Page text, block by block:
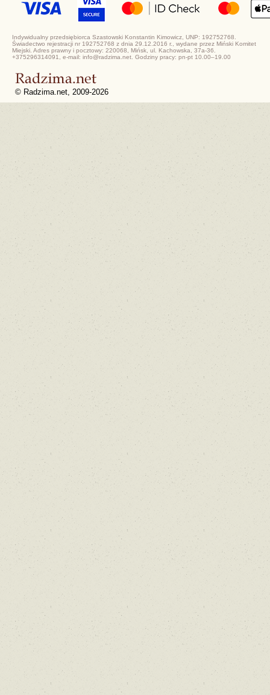
Indywidualny przedsiębiorca Szastowski Konstantin Kimowicz, UNP: 192752768.
Świadectwo rejestracji nr 192752768 z dnia 29.12.2016 r., wydane przez Miński Komitet
Miejski. Adres prawny i pocztowy: 220068, Mińsk, ul. Kachowska, 37a-36.
+375296314091, e-mail: info@radzima.net. Godziny pracy: pn-pt 10.00–19.00
© Radzima.net, 2009-2026